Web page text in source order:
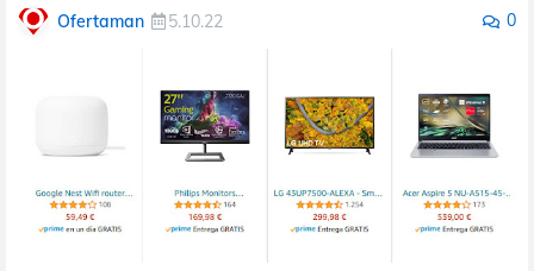
Ofertaman 5.10.22 0